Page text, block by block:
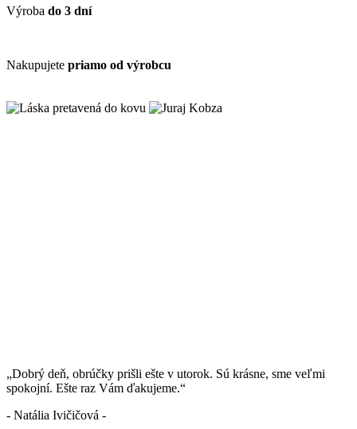
Výroba do 3 dní
Nakupujete priamo od výrobcu
„Dobrý deň, obrúčky prišli ešte v utorok. Sú krásne, sme veľmi
spokojní. Ešte raz Vám ďakujeme.“
- Natália Ivičičová -